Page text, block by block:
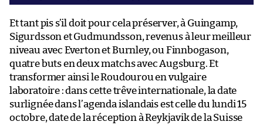
Et tant pis s’il doit pour cela préserver, à Guingamp,
Sigurdsson et Gudmundsson, revenus à leur meilleur
niveau avec Everton et Burnley, ou Finnbogason,
quatre buts en deux matchs avec Augsburg. Et
transformer ainsi le Roudourou en vulgaire
laboratoire : dans cette trêve internationale, la date
surlignée dans l’agenda islandais est celle du lundi 15
octobre, date de la réception à Reykjavik de la Suisse